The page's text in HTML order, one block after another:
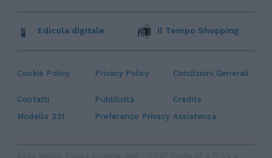
Cookie Policy Privacy Policy Condizioni Generali
Contatti Pubblicità
Credits
Modello 231
Preferenze Privacy Assistenza
Edicola digitale Il Tempo Shopping